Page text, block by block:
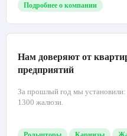
Подробнее о компании
Нам доверяют от
предприятий
За прошлый год мы
1300 жалюзи.